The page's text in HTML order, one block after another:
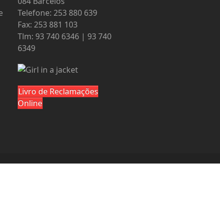
Telefone: 253 880 639
Fax: 253 881 103
Tlm: 93 740 6346 | 93 740
6349
Livro de Reclamações
Online